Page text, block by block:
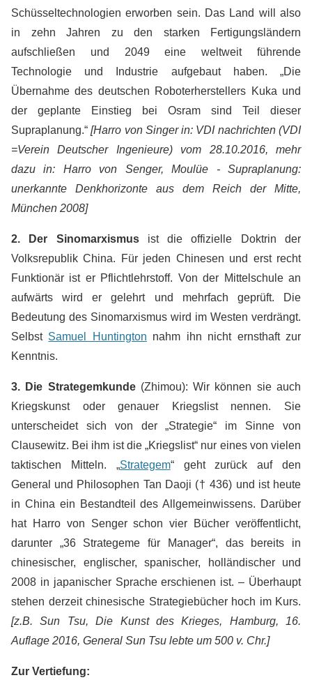
Schüsseltechnologien erworben sein. Das Land will also
in zehn Jahren zu den starken Fertigungsländern
aufschließen und 2049 eine weltweit führende
Technologie und Industrie aufgebaut haben. „Die
Übernahme des deutschen Roboterherstellers Kuka und
der geplante Einstieg bei Osram sind Teil dieser
Supraplanung.“[Harro von Singer in: VDI nachrichten (VDI
=Verein Deutscher Ingenieure) vom 28.10.2016, mehr
dazu in: Harro von Senger, Moulüe - Supraplanung:
unerkannte Denkhorizonte aus dem Reich der Mitte,
München 2008]
2. Der Sinomarxismusist die offizielle Doktrin der
Volksrepublik China. Für jeden Chinesen und erst recht
Funktionär ist er Pflichtlehrstoff. Von der Mittelschule an
aufwärts wird er gelehrt und mehrfach geprüft. Die
Bedeutung des Sinomarxismus wird im Westen verdrängt.
Selbst Samuel Huntington nahm ihn nicht ernsthaft zur
Kenntnis.
3. Die Strategemkunde(Zhimou): Wir können sie auch
Kriegskunst oder genauer Kriegslist nennen. Sie
unterscheidet sich von der „Strategie“ im Sinne von
Clausewitz. Bei ihm ist die „Kriegslist“ nur eines von vielen
taktischen Mitteln. „Strategem“ geht zurück auf den
General und Philosophen Tan Daoji († 436) und ist heute
in China ein Bestandteil des Allgemeinwissens. Darüber
hat Harro von Senger schon vier Bücher veröffentlicht,
darunter „36 Strategeme für Manager“, das bereits in
chinesischer, englischer, spanischer, holländischer und
2008 in japanischer Sprache erschienen ist. – Überhaupt
stehen derzeit chinesische Strategiebücher hoch im Kurs.
[z.B. Sun Tsu, Die Kunst des Krieges, Hamburg, 16.
Auflage 2016, General Sun Tsu lebte um 500 v. Chr.]
Zur Vertiefung: